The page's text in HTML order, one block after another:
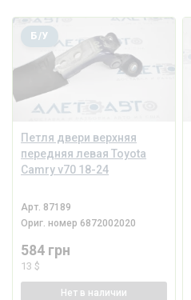
Петля двери верхняя
передняя левая Toyota
Camry v70 18-24
Б/У
Арт. 87189
Ориг. номер 6872002020
584 грн
13 $
Нет в наличии